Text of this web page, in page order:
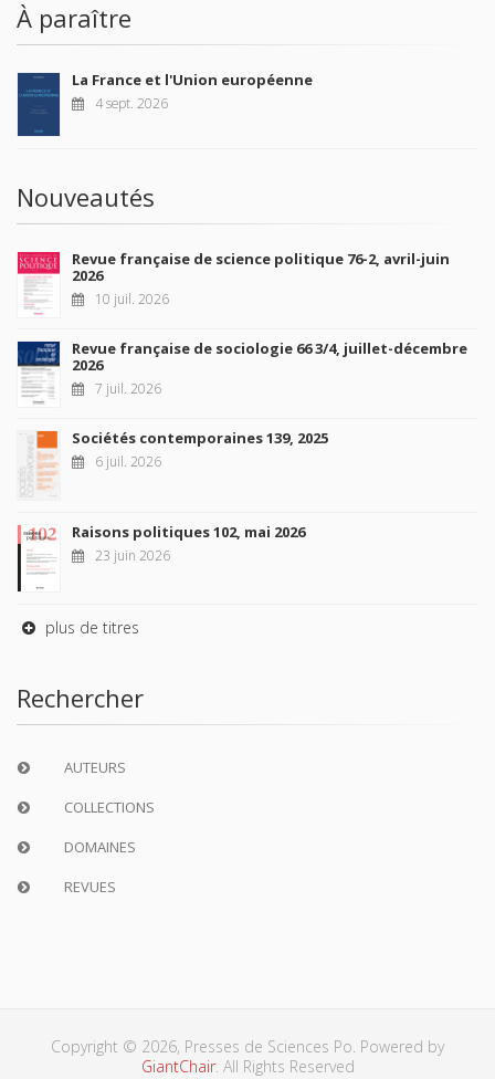
À paraître
La France et l'Union européenne
4 sept. 2026
Nouveautés
Revue française de science politique 76-2, avril-juin
2026
10 juil. 2026
Revue française de sociologie 66 3/4, juillet-décembre
2026
7 juil. 2026
Sociétés contemporaines 139, 2025
6 juil. 2026
Raisons politiques 102, mai 2026
23 juin 2026
plus de titres
Rechercher
AUTEURS
COLLECTIONS
DOMAINES
REVUES
Copyright © 2026, Presses de Sciences Po. Powered by
GiantChair. All Rights Reserved